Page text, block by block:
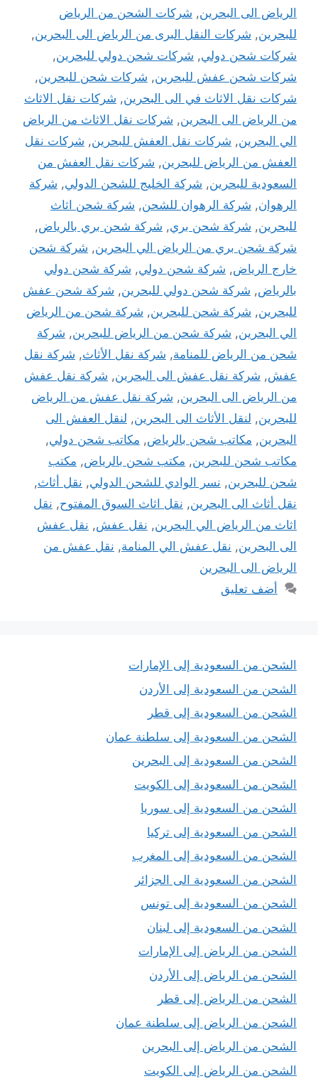
الرياض الى البحرين, شركات الشحن من الرياض
للبحرين, شركات النقل البرى من الرياض الى البحرين,
شركات شحن دولي, شركات شحن دولي للبحرين,
شركات شحن عفش للبحرين, شركات شحن للبحرين,
شركات نقل الاثاث في الى البحرين, شركات نقل الاثاث
من الرياض الى البحرين, شركات نقل الاثاث من الرياض
الي البحرين, شركات نقل العفش للبحرين, شركات نقل
العفش من الرياض للبحرين, شركات نقل العفش من
السعودية للبحرين, شركة الخليج للشحن الدولي, شركة
الرهوان, شركة الرهوان للشحن, شركة شحن اثاث
للبحرين, شركة شحن بري, شركة شحن بري بالرياض,
شركة شحن بري من الرياض الي البحرين, شركة شحن
خارج الرياض, شركة شحن دولي, شركة شحن دولي
بالرياض, شركة شحن دولي للبحرين, شركة شحن عفش
للبحرين, شركة شحن للبحرين, شركة شحن من الرياض
الي البحرين, شركة شحن من الرياض للبحرين, شركة
شحن من الرياض للمنامة, شركة نقل الأثاث, شركة نقل
عفش, شركة نقل عفش الى البحرين, شركة نقل عفش
من الرياض الى البحرين, شركة نقل عفش من الرياض
للبحرين, لنقل الأثاث الى البحرين, لنقل العفش الى
البحرين, مكاتب شحن بالرياض, مكاتب شحن دولي,
مكاتب شحن للبحرين, مكتب شحن بالرياض, مكتب
شحن للبحرين, نسر الوادي للشحن الدولي, نقل أثاث,
نقل أثاث الى البحرين, نقل اثاث السوق المفتوح, نقل
اثاث من الرياض الي البحرين, نقل عفش, نقل عفش
الى البحرين, نقل عفش الي المنامة, نقل عفش من
الرياض الى البحرين
أضف تعليق
الشحن من السعودية إلى الإمارات
الشحن من السعودية إلى الأردن
الشحن من السعودية إلى قطر
الشحن من السعودية إلى سلطنة عمان
الشحن من السعودية إلى البحرين
الشحن من السعودية إلى الكويت
الشحن من السعودية إلى سوريا
الشحن من السعودية إلى تركيا
الشحن من السعودية إلى المغرب
الشحن من السعودية الى الجزائر
الشحن من السعودية إلى تونس
الشحن من السعودية إلى لبنان
الشحن من الرياض إلى الإمارات
الشحن من الرياض إلى الأردن
الشحن من الرياض إلى قطر
الشحن من الرياض إلى سلطنة عمان
الشحن من الرياض إلى البحرين
الشحن من الرياض إلى الكويت